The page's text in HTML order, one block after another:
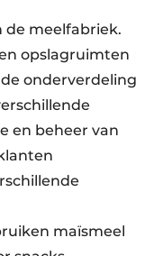
de meelfabriek.
opslagruimten
onderverdeling
en beheer van
maïsmeel